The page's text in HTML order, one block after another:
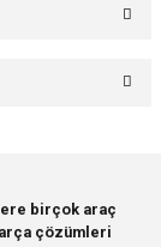
diğer konularda
tarafımıza
birçok araç
çözümleri